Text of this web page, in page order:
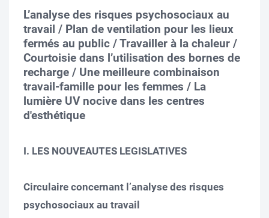
L’analyse des risques psychosociaux au
travail / Plan de ventilation pour les lieux
fermés au public / Travailler à la chaleur /
Courtoisie dans l’utilisation des bornes de
recharge / Une meilleure combinaison
travail-famille pour les femmes / La
lumière UV nocive dans les centres
d'esthétique
I. LES NOUVEAUTES LEGISLATIVES
Circulaire concernant l’analyse des risques
psychosociaux au travail